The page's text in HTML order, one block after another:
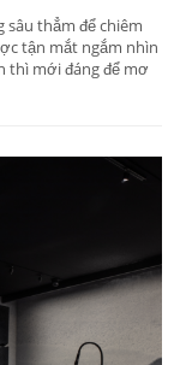
sâu thẳm để chiêm
tận mắt ngắm nhìn
thì mới đáng để mơ